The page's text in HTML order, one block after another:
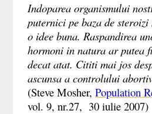
Indoparea organismului
puternici pe baza de
o idee buna. Raspandirea
hormoni in natura ar putea
decat atat. Cititi mai jos
ascunsa a controlului
(Steve Mosher,Population
vol. 9, nr.27, 30 iulie 2007)